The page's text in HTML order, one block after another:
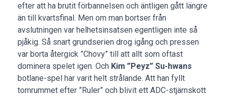
efter att ha brutit förbannelsen och äntligen gått längre
än till kvartsfinal. Men om man bortser från
avslutningen var helhetsinsatsen egentligen inte så
pjåkig. Så snart grundserien drog igång och pressen
var borta återgick ”Chovy” till att allt som oftast
dominera spelet igen. Och Kim ”Peyz” Su-hwans
botlane-spel har varit helt strålande. Att han fyllt
tomrummet efter ”Ruler” och blivit ett ADC-stjärnskott